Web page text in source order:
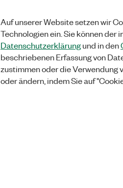
Auf unserer Website setzen wir
Technologien ein. Sie können der
Datenschutzerklärungund in den
beschriebenen Erfassung von
zustimmen oder die Verwendung
oder ändern, indem Sie auf